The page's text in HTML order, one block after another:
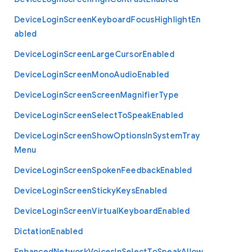
DeviceLoginScreenKeyboardFocusHighlightEn
abled
DeviceLoginScreenLargeCursorEnabled
DeviceLoginScreenMonoAudioEnabled
DeviceLoginScreenScreenMagnifierType
DeviceLoginScreenSelectToSpeakEnabled
DeviceLoginScreenShowOptionsInSystemTray
Menu
DeviceLoginScreenSpokenFeedbackEnabled
DeviceLoginScreenStickyKeysEnabled
DeviceLoginScreenVirtualKeyboardEnabled
DictationEnabled